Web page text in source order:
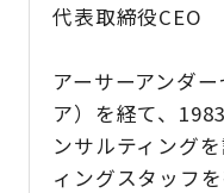
代表取締役CEO
アーサーアンダ
ア）を経て、
ンサルティング
ィングスタッフ